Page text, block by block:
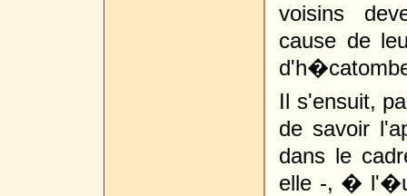
voisins
cause de
Il s'ensuit,
de savoir
dans le
elle -, �